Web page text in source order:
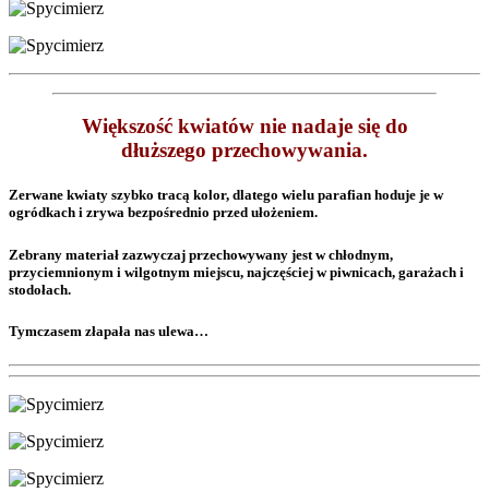
Większość kwiatów nie nadaje się do
dłuższego przechowywania.
Zerwane kwiaty szybko tracą kolor, dlatego wielu parafian hoduje je w
ogródkach i zrywa bezpośrednio przed ułożeniem.
Zebrany materiał zazwyczaj przechowywany jest w chłodnym,
przyciemnionym i wilgotnym miejscu, najczęściej w piwnicach, garażach i
stodołach.
Tymczasem złapała nas ulewa…